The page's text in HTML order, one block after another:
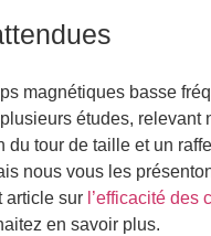
magnétiques basse
plusieurs études, relevant
du tour de taille et un
nous vous les
article sur l’efficacité des
en savoir plus.